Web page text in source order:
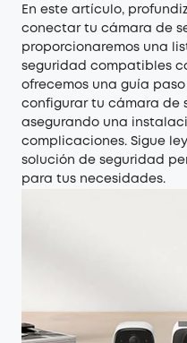
En este artículo,
conectar tu cámara de
proporcionaremos una
seguridad compatibles
ofrecemos una guía
configurar tu cámara de
asegurando una
complicaciones. Sigue
solución de seguridad
para tus necesidades.